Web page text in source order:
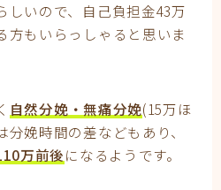
しいので、自己負担金43万
方もいらっしゃると思いま
自然分娩・無痛分娩(15万ほ
娩時間の差などもあり、
万前後になるようです。